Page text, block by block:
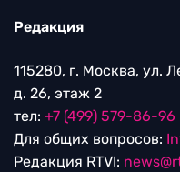
Редакция
115280, г. Москва, ул.
д. 26, этаж 2
тел: +7 (499) 579-86-96
Для общих вопросов:
Редакция RTVI: